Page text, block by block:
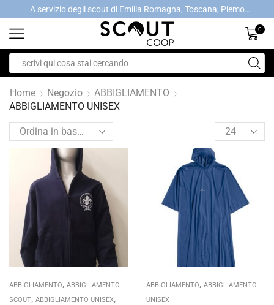
A servizio degli scout di Emilia Romagna, Toscana, Piemonte, Valle d'Aosta- Gratis la spedizione con ordini > €40
0
Home Negozio
ABBIGLIAMENTO
ABBIGLIAMENTO UNISEX
ABBIGLIAMENTO, ABBIGLIAMENTO
SCOUT, ABBIGLIAMENTO UNISEX,
ABBIGLIAMENTO, ABBIGLIAMENTO
UNISEX